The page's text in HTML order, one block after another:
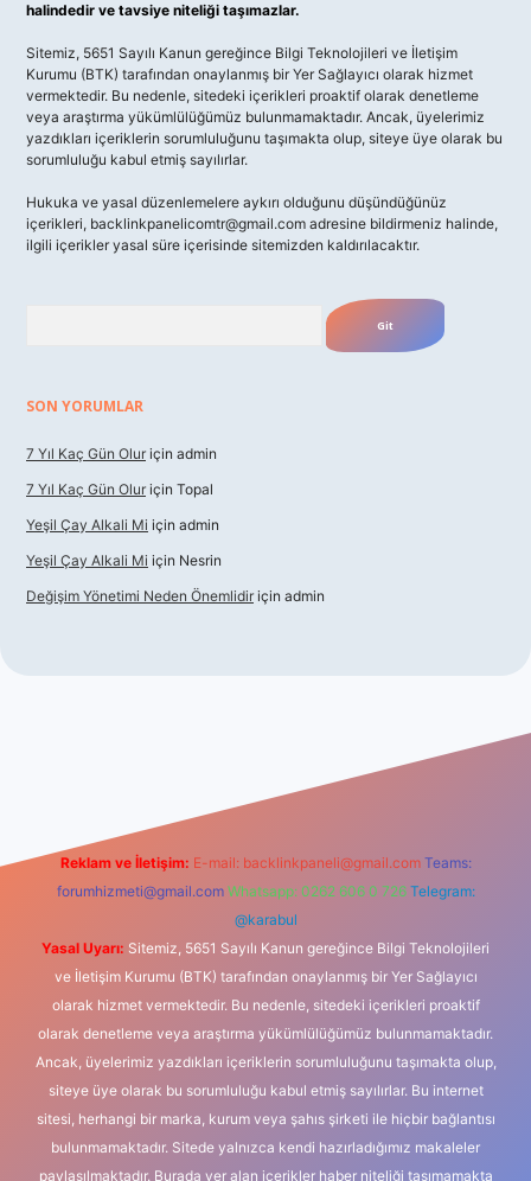
halindedir ve tavsiye niteliği taşımazlar.
Sitemiz, 5651 Sayılı Kanun gereğince Bilgi Teknolojileri ve İletişim
Kurumu (BTK) tarafından onaylanmış bir Yer Sağlayıcı olarak hizmet
vermektedir. Bu nedenle, sitedeki içerikleri proaktif olarak denetleme
veya araştırma yükümlülüğümüz bulunmamaktadır. Ancak, üyelerimiz
yazdıkları içeriklerin sorumluluğunu taşımakta olup, siteye üye olarak bu
sorumluluğu kabul etmiş sayılırlar.
Hukuka ve yasal düzenlemelere aykırı olduğunu düşündüğünüz
içerikleri, backlinkpanelicomtr@gmail.com adresine bildirmeniz halinde,
ilgili içerikler yasal süre içerisinde sitemizden kaldırılacaktır.
SON YORUMLAR
7 Yıl Kaç Gün Olur için admin
7 Yıl Kaç Gün Olur için Topal
Yeşil Çay Alkali Mi için admin
Yeşil Çay Alkali Mi için Nesrin
Değişim Yönetimi Neden Önemlidir için admin
Reklam ve İletişim: E-mail: backlinkpaneli@gmail.com Teams:
forumhizmeti@gmail.com Whatsapp: 0262 606 0 726 Telegram:
@karabul
Yasal Uyarı: Sitemiz, 5651 Sayılı Kanun gereğince Bilgi Teknolojileri
ve İletişim Kurumu (BTK) tarafından onaylanmış bir Yer Sağlayıcı
olarak hizmet vermektedir. Bu nedenle, sitedeki içerikleri proaktif
olarak denetleme veya araştırma yükümlülüğümüz bulunmamaktadır.
Ancak, üyelerimiz yazdıkları içeriklerin sorumluluğunu taşımakta olup,
siteye üye olarak bu sorumluluğu kabul etmiş sayılırlar. Bu internet
sitesi, herhangi bir marka, kurum veya şahıs şirketi ile hiçbir bağlantısı
bulunmamaktadır. Sitede yalnızca kendi hazırladığımız makaleler
paylaşılmaktadır. Burada yer alan içerikler haber niteliği taşımamakta